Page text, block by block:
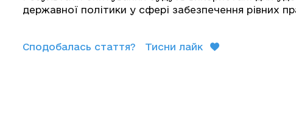
державної політики у сфері забезпечення рівних
Сподобалась стаття? Тисни лайк